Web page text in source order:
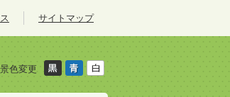
サイトマップ
色変更